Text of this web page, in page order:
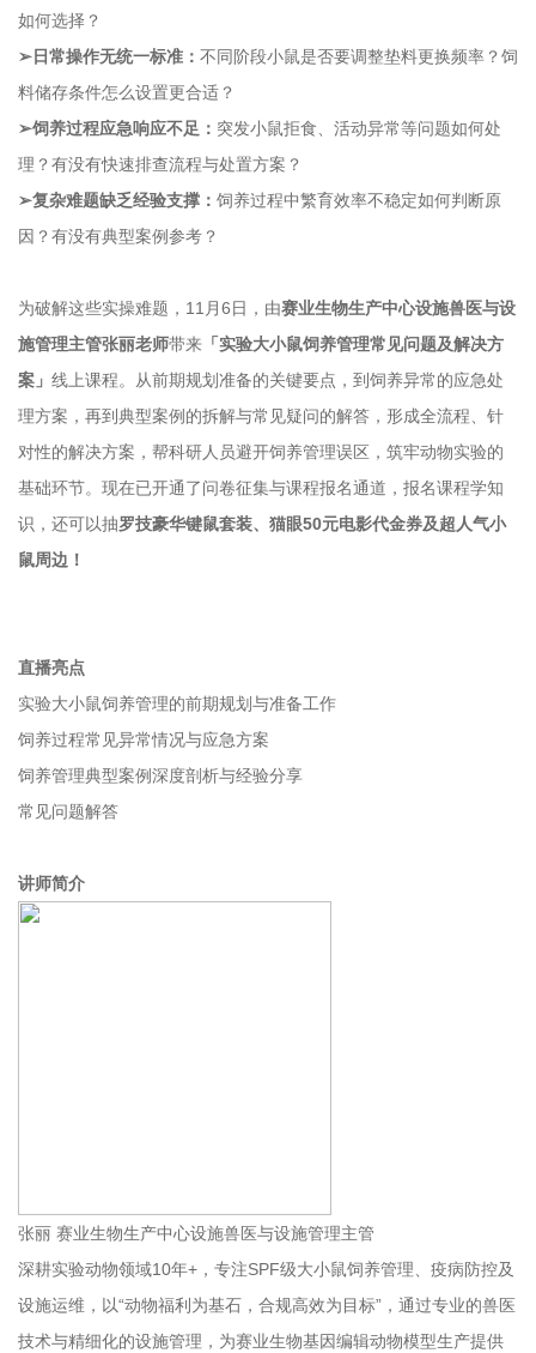
如何选择？
➢日常操作无统一标准： 不同阶段小鼠是否要调整垫料更换频率？饲
料储存条件怎么设置更合适？
➢饲养过程应急响应不足： 突发小鼠拒食、活动异常等问题如何处
理？有没有快速排查流程与处置方案？
➢复杂难题缺乏经验支撑： 饲养过程中繁育效率不稳定如何判断原
因？有没有典型案例参考？
为破解这些实操难题，11月6日，由赛业生物生产中心设施兽医与设
施管理主管张丽老师带来 「实验大小鼠饲养管理常见问题及解决方
案」 线上课程。从前期规划准备的关键要点，到饲养异常的应急处
理方案，再到典型案例的拆解与常见疑问的解答，形成全流程、针
对性的解决方案，帮科研人员避开饲养管理误区，筑牢动物实验的
基础环节。现在已开通了问卷征集与课程报名通道，报名课程学知
识，还可以抽罗技豪华键鼠套装、猫眼50元电影代金券及超人气小
鼠周边！
直播亮点
实验大小鼠饲养管理的前期规划与准备工作
饲养过程常见异常情况与应急方案
饲养管理典型案例深度剖析与经验分享
常见问题解答
讲师简介
张丽 赛业生物生产中心设施兽医与设施管理主管
深耕实验动物领域10年+，专注SPF级大小鼠饲养管理、疫病防控及
设施运维，以“动物福利为基石，合规高效为目标”，通过专业的兽医
技术与精细化的设施管理，为赛业生物基因编辑动物模型生产提供